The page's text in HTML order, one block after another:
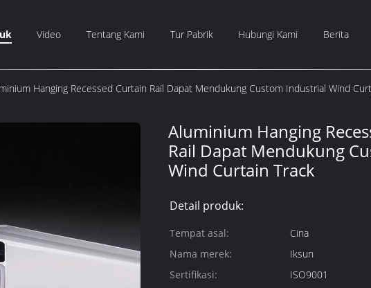
Video Tentang Kami Tur Pabrik Hubungi Kami Berita
Hanging Recessed Curtain Rail Dapat Mendukung Custom Industrial Wind
Aluminium Hanging
Rail Dapat Mendukung
Wind Curtain Track
Detail produk:
Tempat asal:
Cina
Nama merek:
Iksun
Sertifikasi:
ISO9001